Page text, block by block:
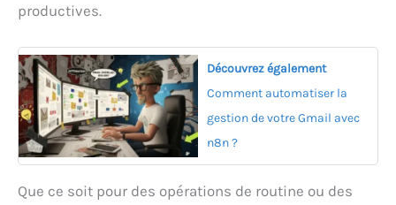
productives.
Découvrez également
Comment automatiser la
gestion de votre Gmail avec
n8n ?
Que ce soit pour des opérations de routine ou des